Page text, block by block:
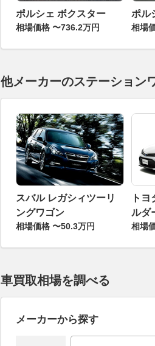
ポルシェ ボクスター
相場価格 〜736.2万円
ポル
相場
他メーカーのステーション
スバル レガシィツーリ
ングワゴン
相場価格 〜50.3万円
ト
ルダ
相場
車買取相場を調べる
メーカーから探す